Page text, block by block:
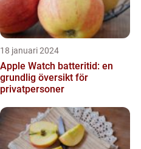
18 januari 2024
Apple Watch batteritid: en
grundlig översikt för
privatpersoner